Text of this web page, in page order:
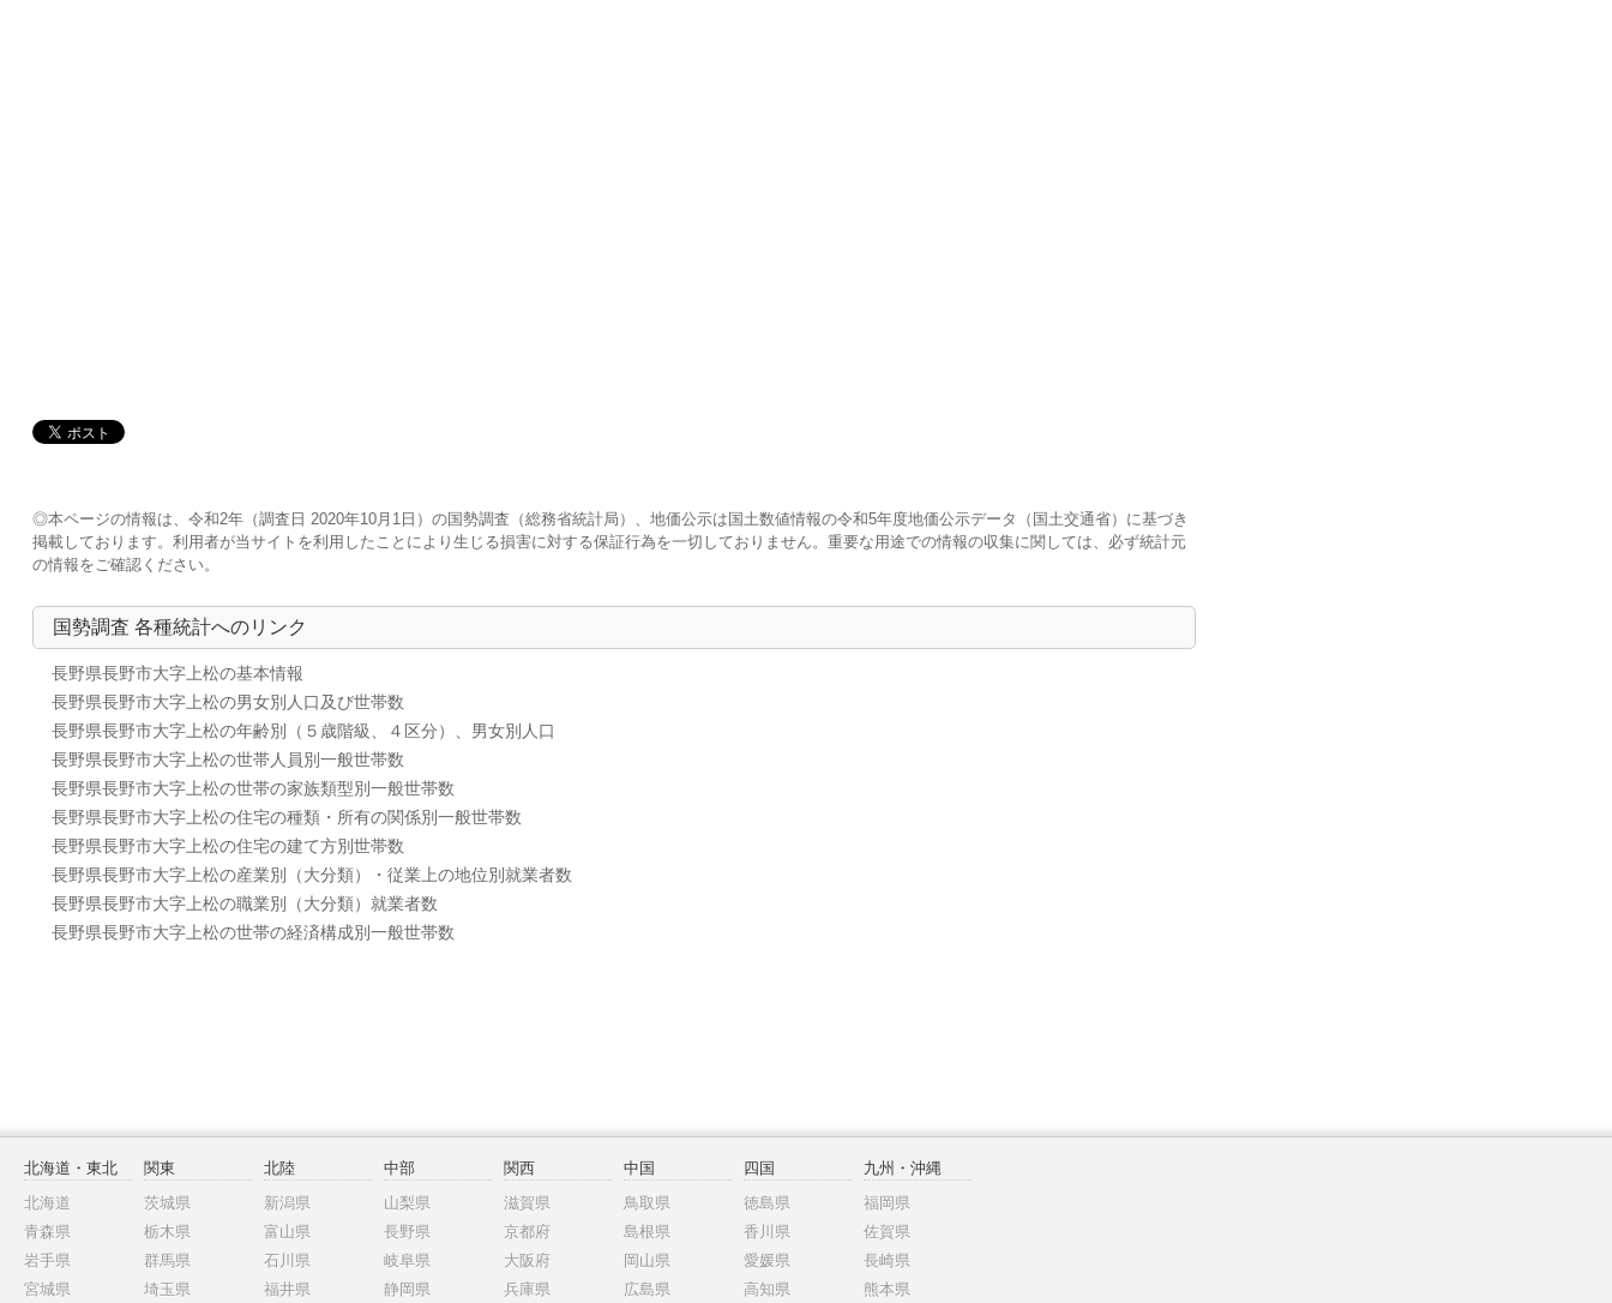
◎本ページの情報は、令和2年（調査日 2020年10月1日）の国勢調査（総務省統計局）、地価公示は国土数値情報の令和5年度地価公示データ（国土交通省）に基づき
掲載しております。利用者が当サイトを利用したことにより生じる損害に対する保証行為を一切しておりません。重要な用途での情報の収集に関しては、必ず統計元
の情報をご確認ください。
国勢調査 各種統計へのリンク
長野県長野市大字上松の基本情報
長野県長野市大字上松の男女別人口及び世帯数
長野県長野市大字上松の年齢別（５歳階級、４区分）、男女別人口
長野県長野市大字上松の世帯人員別一般世帯数
長野県長野市大字上松の世帯の家族類型別一般世帯数
長野県長野市大字上松の住宅の種類・所有の関係別一般世帯数
長野県長野市大字上松の住宅の建て方別世帯数
長野県長野市大字上松の産業別（大分類）・従業上の地位別就業者数
長野県長野市大字上松の職業別（大分類）就業者数
長野県長野市大字上松の世帯の経済構成別一般世帯数
北海道・東北
北海道
青森県
岩手県
宮城県
関東
茨城県
栃木県
群馬県
埼玉県
北陸
新潟県
富山県
石川県
福井県
中部
山梨県
長野県
岐阜県
静岡県
関西
滋賀県
京都府
大阪府
兵庫県
中国
鳥取県
島根県
岡山県
広島県
四国
徳島県
香川県
愛媛県
高知県
九州・沖縄
福岡県
佐賀県
長崎県
熊本県